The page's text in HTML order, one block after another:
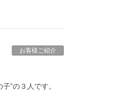
お客様ご紹介
”の３人です。